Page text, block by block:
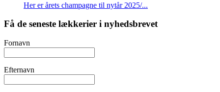
Her er årets champagne til nytår 2025/...
Få de seneste lækkerier i nyhedsbrevet
Fornavn
Efternavn